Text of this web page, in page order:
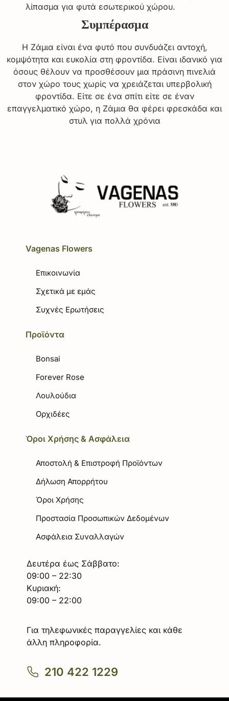
λίπασμα για φυτά εσωτερικού χώρου.
Συμπέρασμα
Η Ζάμια είναι ένα φυτό που συνδυάζει αντοχή,
κομψότητα και ευκολία στη φροντίδα. Είναι ιδανικό για
όσους θέλουν να προσθέσουν μια πράσινη πινελιά
στον χώρο τους χωρίς να χρειάζεται υπερβολική
φροντίδα. Είτε σε ένα σπίτι είτε σε έναν
επαγγελματικό χώρο, η Ζάμια θα φέρει φρεσκάδα και
στυλ για πολλά χρόνια
Vagenas Flowers
Επικοινωνία
Σχετικά με εμάς
Συχνές Ερωτήσεις
Προϊόντα
Bonsai
Forever Rose
Λουλούδια
Ορχιδέες
Όροι Χρήσης & Ασφάλεια
Αποστολή & Επιστροφή Προϊόντων
Δήλωση Απορρήτου
Όροι Χρήσης
Προστασία Προσωπικών Δεδομένων
Ασφάλεια Συναλλαγών
Δευτέρα έως Σάββατο:
09:00 – 22:30
Κυριακή:
09:00 – 22:00
Για τηλεφωνικές παραγγελίες και κάθε
άλλη πληροφορία.
210 422 1229